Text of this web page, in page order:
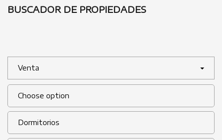
BUSCADOR DE PROPIEDADES
Venta